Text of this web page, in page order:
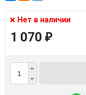
Нет в наличии
1 070 ₽